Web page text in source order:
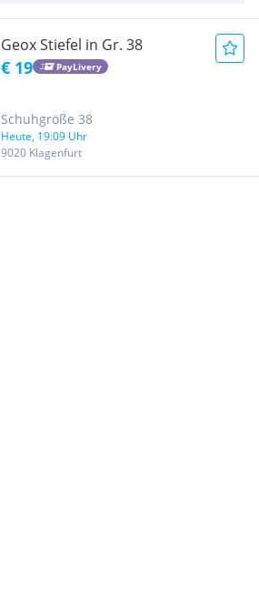
Geox Stiefel in Gr. 38
€ 19 PayLivery
Schuhgröße 38
Heute, 19:09 Uhr
9020 Klagenfurt